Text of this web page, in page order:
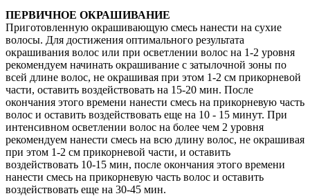
ПЕРВИЧНОЕ ОКРАШИВАНИЕ
Приготовленную окрашивающую смесь нанести на сухие
волосы. Для достижения оптимального результата
окрашивания волос или при осветлении волос на 1-2 уровня
рекомендуем начинать окрашивание с затылочной зоны по
всей длине волос, не окрашивая при этом 1-2 см прикорневой
части, оставить воздействовать на 15-20 мин. После
окончания этого времени нанести смесь на прикорневую часть
волос и оставить воздействовать еще на 10 - 15 минут. При
интенсивном осветлении волос на более чем 2 уровня
рекомендуем нанести смесь на всю длину волос, не окрашивая
при этом 1-2 см прикорневой части, и оставить
воздействовать 10-15 мин, после окончания этого времени
нанести смесь на прикорневую часть волос и оставить
воздействовать еще на 30-45 мин.